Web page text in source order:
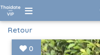
Retour
0